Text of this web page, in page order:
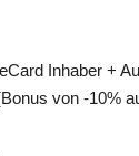
Inhaber +
von -10%